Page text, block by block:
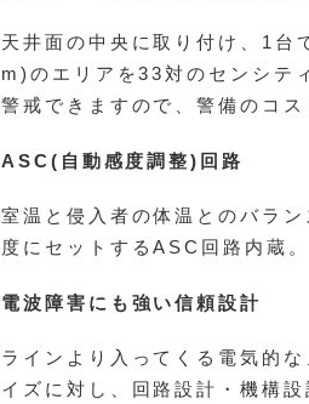
天井面の中央に取り付け、1
m)のエリアを33対のセンシテ
警戒できますので、警備のコス
ASC(自動感度調整)回路
室温と侵入者の体温とのバラ
度にセットするASC回路内蔵。
電波障害にも強い信頼設計
ラインより入ってくる電気的
イズに対し、回路設計・機構